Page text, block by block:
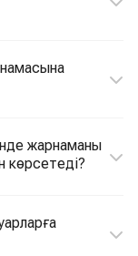
жарнаманы
көрсетеді?